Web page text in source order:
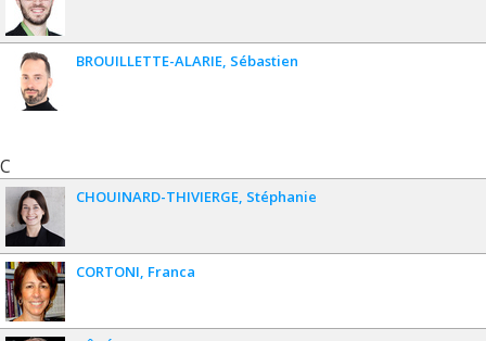
BROUILLETTE-ALARIE Sébastien
C
CHOUINARD-THIVIERGE Stéphanie
CORTONI Franca